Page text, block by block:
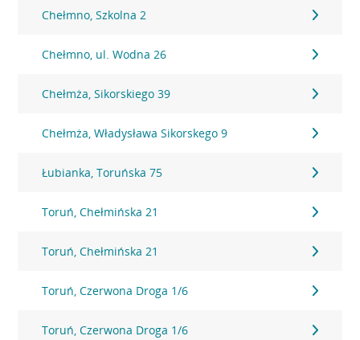
Chełmno, Szkolna 2
Chełmno, ul. Wodna 26
Chełmża, Sikorskiego 39
Chełmża, Władysława Sikorskego 9
Łubianka, Toruńska 75
Toruń, Chełmińska 21
Toruń, Chełmińska 21
Toruń, Czerwona Droga 1/6
Toruń, Czerwona Droga 1/6